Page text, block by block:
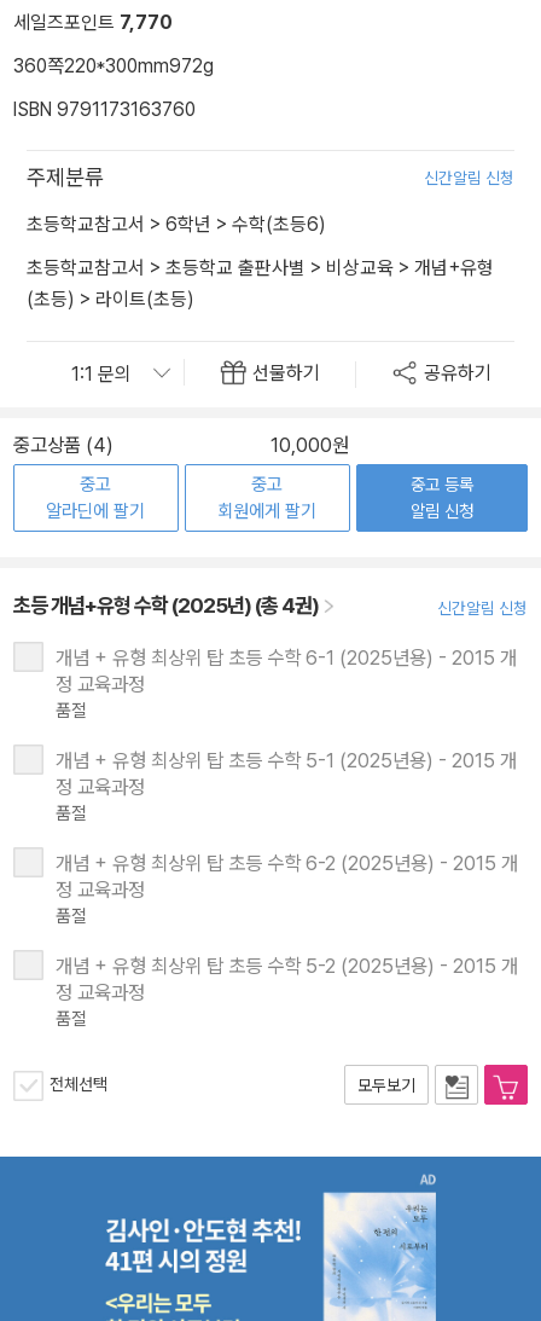
세일즈포인트 7,770
360쪽220*300mm972g
ISBN 9791173163760
주제분류 신간알림 신청
초등학교참고서 > 6학년 > 수학(초등6)
초등학교참고서 > 초등학교 출판사별 > 비상교육 > 개념+유형
(초등) > 라이트(초등)
선물하기 공유하기
중고상품 (4) 10,000원
중고
알라딘에 팔기
중고
회원에게 팔기
중고 등록
알림 신청
초등 개념+유형 수학 (2025년) (총 4권) 신간알림 신청
개념 + 유형 최상위 탑 초등 수학 6-1 (2025년용) - 2015 개
정 교육과정
품절
개념 + 유형 최상위 탑 초등 수학 5-1 (2025년용) - 2015 개
정 교육과정
품절
개념 + 유형 최상위 탑 초등 수학 6-2 (2025년용) - 2015 개
정 교육과정
품절
개념 + 유형 최상위 탑 초등 수학 5-2 (2025년용) - 2015 개
정 교육과정
품절
전체선택 모두보기